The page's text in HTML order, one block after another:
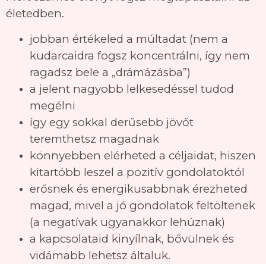
életedben.
jobban értékeled a múltadat (nem a
kudarcaidra fogsz koncentrálni, így nem
ragadsz bele a „drámázásba”)
a jelent nagyobb lelkesedéssel tudod
megélni
így egy sokkal derűsebb jövőt
teremthetsz magadnak
könnyebben elérheted a céljaidat, hiszen
kitartóbb leszel a pozitív gondolatoktól
erősnek és energikusabbnak érezheted
magad, mivel a jó gondolatok feltöltenek
(a negatívak ugyanakkor lehúznak)
a kapcsolataid kinyílnak, bővülnek és
vidámabb lehetsz általuk.